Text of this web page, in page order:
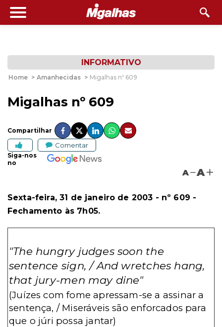
INFORMATIVO
Home > Amanhecidas > Migalhas nº 609
Migalhas nº 609
Compartilhar
Comentar
Siga-nos
no
A A
Sexta-feira, 31 de janeiro de 2003 - nº 609 -
Fechamento às 7h05.
"The hungry judges soon the
sentence sign, / And wretches hang,
that jury-men may dine"
(Juízes com fome apressam-se a assinar a
sentença, / Miseráveis são enforcados para
que o júri possa jantar)